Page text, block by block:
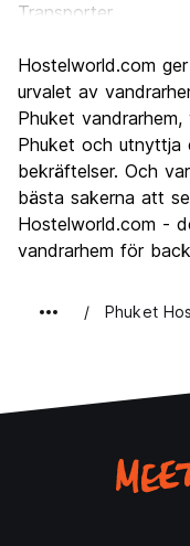
Transporter
Kultur
Festa
Värde för pengarna
Hostelworld.com
urvalet av
Phuket
Phuket och utnyttja
bekräftelser. Och
bästa sakerna att
Hostelworld.com -
vandrarhem för
Phuket